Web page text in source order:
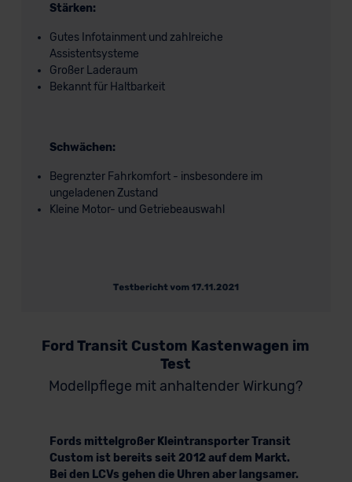
Stärken:
Gutes Infotainment und zahlreiche
Assistentsysteme
Großer Laderaum
Bekannt für Haltbarkeit
Schwächen:
Begrenzter Fahrkomfort - insbesondere im
ungeladenen Zustand
Kleine Motor- und Getriebeauswahl
Ford Transit Custom Kastenwagen im
Test
Modellpflege mit anhaltender Wirkung?
Fords mittelgroßer Kleintransporter Transit
Custom ist bereits seit 2012 auf dem Markt.
Bei den LCVs gehen die Uhren aber langsamer.